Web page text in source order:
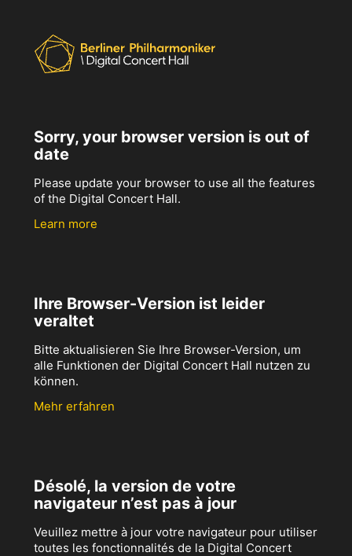
Sorry, your browser version is out of
date
Please update your browser to use all the features
of the Digital Concert Hall.
Learn more
Ihre Browser-Version ist leider
veraltet
Bitte aktualisieren Sie Ihre Browser-Version, um
alle Funktionen der Digital Concert Hall nutzen zu
können.
Mehr erfahren
Désolé, la version de votre
navigateur n’est pas à jour
Veuillez mettre à jour votre navigateur pour utiliser
toutes les fonctionnalités de la Digital Concert